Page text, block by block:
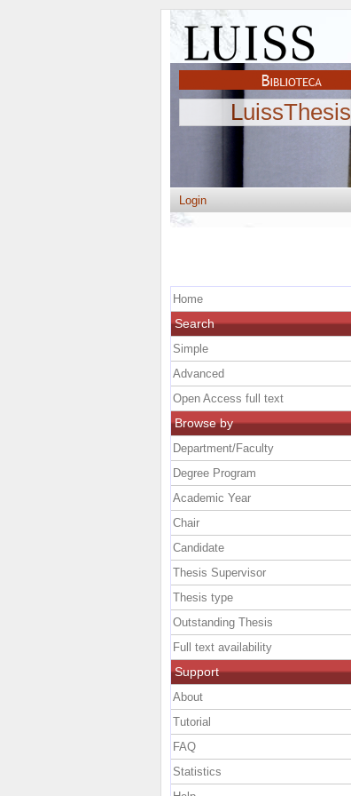
LuissThesis
Login
Home
Search
Simple
Advanced
Open Access full text
Browse by
Department/Faculty
Degree Program
Academic Year
Chair
Candidate
Thesis Supervisor
Thesis type
Outstanding Thesis
Full text availability
Support
About
Tutorial
FAQ
Statistics